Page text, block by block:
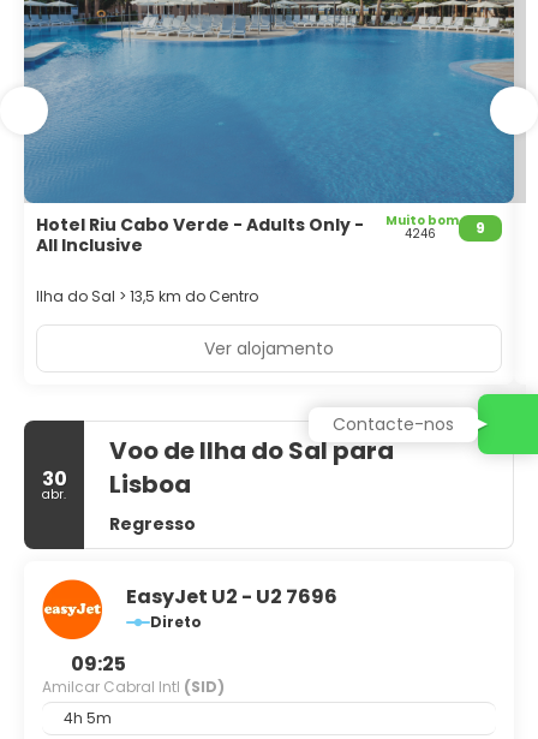
Hotel Riu Cabo Verde - Adults Only -
All Inclusive
9
Muito bom
4246
Ilha do Sal > 13,5 km do Centro
Ver alojamento
30
abr.
Voo de Ilha do Sal para
Lisboa
Regresso
EasyJet U2 - U2 7696
Direto
09:25
Amilcar Cabral Intl (SID)
4h 5m
Contacte-nos